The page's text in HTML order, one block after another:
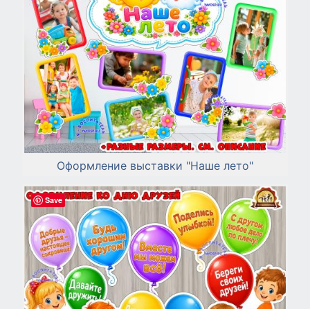
Оформление выставки "Наше лето"
Save